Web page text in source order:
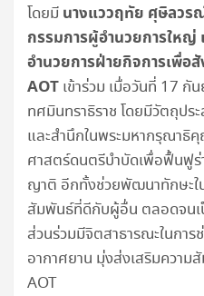
โดยมี นางแววฤทัย ศุษิลวร
กรรมการผู้อำนวยการใหญ่
อำนวยการฝ่ายกิจการเพื่
AOT เข้าร่วม เมื่อวันที่ 17
ทศมินทราธิราช โดยมีวัตถุป
และสำนึกในพระมหากรุณาธิ
ศาสตร์ดนตรีบำบัดเพื่อฟื้นฟูร่
ญาติ อีกทั้งช่วยพัฒนาทักษะใ
สัมพันธ์ที่ดีกับผู้อื่น ตลอดจนเ
ส่วนร่วมมีจิตสาธารณะในกา
อากาศยาน มุ่งส่งเสริมควา
AOT